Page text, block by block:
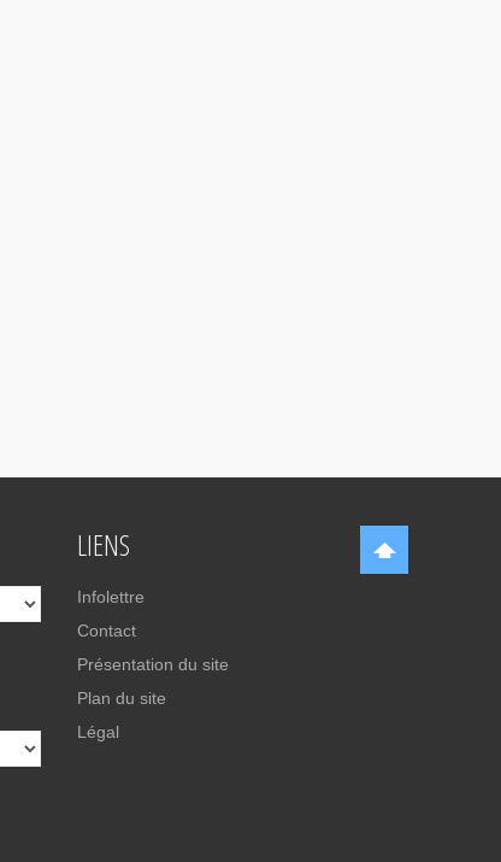
LIENS
Infolettre
Contact
Présentation du site
Plan du site
Légal